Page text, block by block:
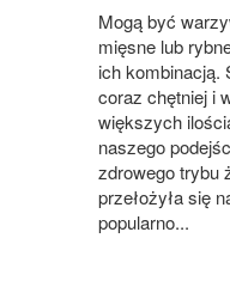
Mogą być
mięsne lub
ich kombinacją.
coraz chętniej i
większych
naszego
zdrowego trybu
przełożyła się
popularno...